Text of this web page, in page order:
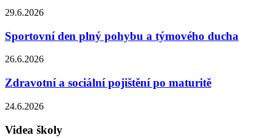
29.6.2026
Sportovní den plný pohybu a týmového ducha
26.6.2026
Zdravotní a sociální pojištění po maturitě
24.6.2026
Videa školy